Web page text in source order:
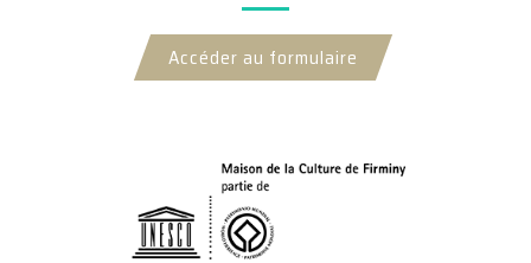
Accéder au formulaire